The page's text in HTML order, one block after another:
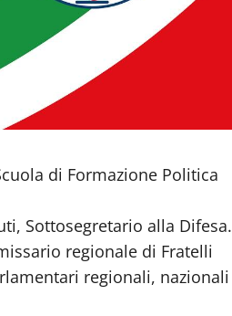
di Formazione Politica
Sottosegretario alla Difesa.
regionale di Fratelli
regionali, nazionali